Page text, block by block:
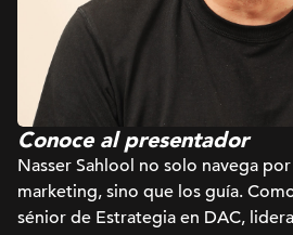
Conoce al presentador
Nasser Sahlool no solo navega
marketing, sino que los guía.
sénior de Estrategia en DAC,